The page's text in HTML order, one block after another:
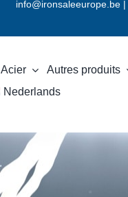
info@ironsaleeurope.be|
Acier Autres produits
Nederlands